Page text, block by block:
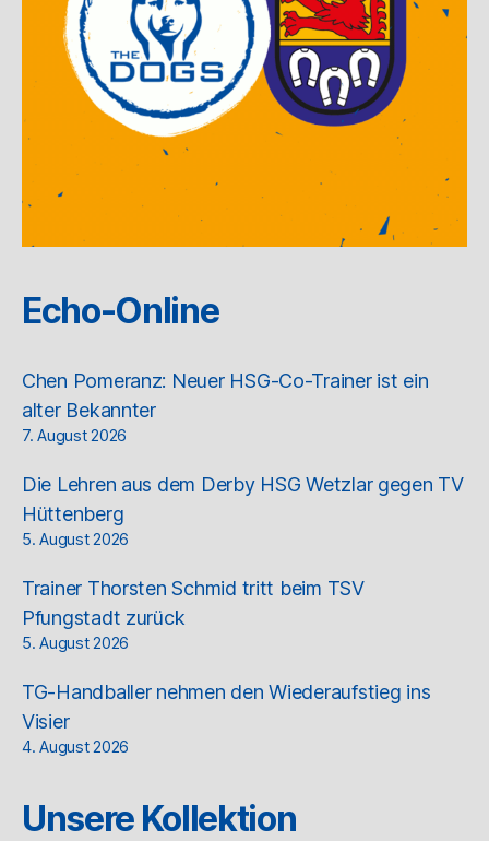
Echo-Online
Chen Pomeranz: Neuer HSG-Co-Trainer ist ein
alter Bekannter
7. August 2026
Die Lehren aus dem Derby HSG Wetzlar gegen TV
Hüttenberg
5. August 2026
Trainer Thorsten Schmid tritt beim TSV
Pfungstadt zurück
5. August 2026
TG-Handballer nehmen den Wiederaufstieg ins
Visier
4. August 2026
Unsere Kollektion